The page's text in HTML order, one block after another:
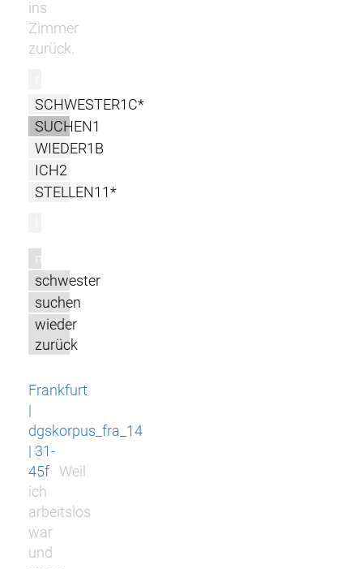
ins
Zimmer
zurück.
SCHWESTER1C*
SUCHEN1
WIEDER1B
ICH2
STELLEN11*
m
schwester
suchen
wieder
zurück
Frankfurt
|
dgskorpus_fra_14
| 31-
45f
Weil
ich
arbeitslos
war
und